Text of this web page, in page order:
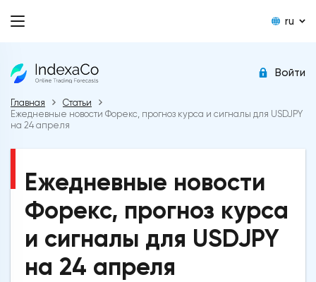
ru
Войти
Главная
Статьи
Ежедневные новости Форекс, прогноз курса и сигналы для USDJPY
на 24 апреля
Ежедневные новости
Форекс, прогноз курса
и сигналы для USDJPY
на 24 апреля